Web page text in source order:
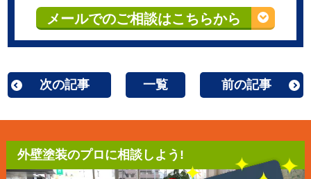
メールでのご相談はこちらから
次の記事 一覧 前の記事
外壁塗装のプロに相談しよう!